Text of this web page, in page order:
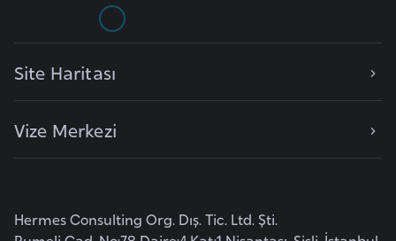
Site Haritası
Vize Merkezi
Hermes Consulting Org. Dış. Tic. Ltd. Şti.
i
a